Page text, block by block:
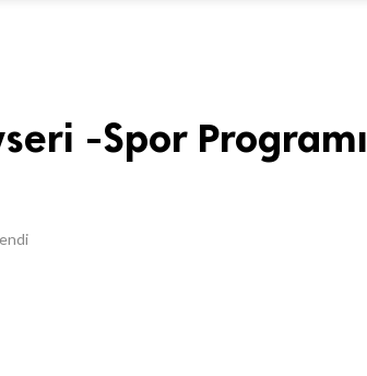
-Spor Programı